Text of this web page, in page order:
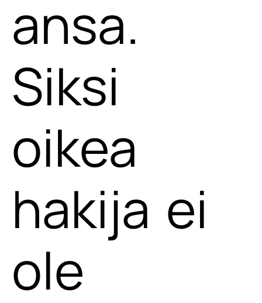
ansa.
Siksi
oikea
hakija ei
ole